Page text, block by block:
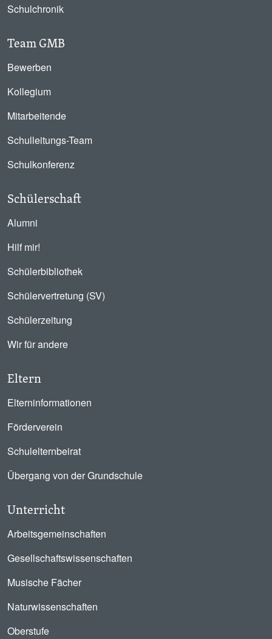
Schulchronik
Team GMB
Bewerben
Kollegium
Mitarbeitende
Schulleitungs-Team
Schulkonferenz
Schülerschaft
Alumni
Hilf mir!
Schülerbibliothek
Schülervertretung (SV)
Schülerzeitung
Wir für andere
Eltern
Elterninformationen
Förderverein
Schulelternbeirat
Übergang von der Grundschule
Unterricht
Arbeitsgemeinschaften
Gesellschaftswissenschaften
Musische Fächer
Naturwissenschaften
Oberstufe